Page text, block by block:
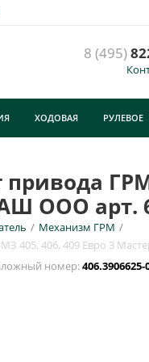
8 (495)
ХОДОВАЯ РУЛЕВОЕ
ООО арт.
/ Механизм ГРМ /
405, 406, 409 Евро 3
номер:406.3906625-